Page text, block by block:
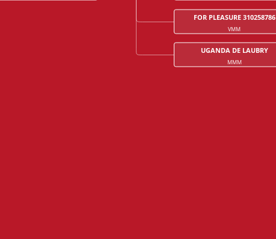
FOR PLEASURE 310258786
VMM
UGANDA DE LAUBRY
MMM